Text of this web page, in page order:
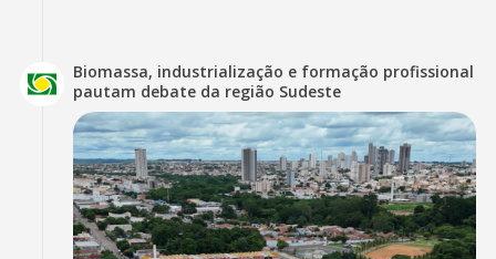
Biomassa, industrialização e formação profissional
pautam debate da região Sudeste